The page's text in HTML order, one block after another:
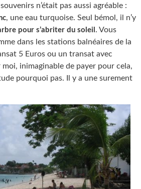
n’était pas aussi agréable :
, une eau turquoise. Seul bémol, il n’y
pour s’abriter du soleil . Vous
dans les stations balnéaires de la
5 Euros ou un transat avec
inimaginable de payer pour cela,
pourquoi pas. Il y a une surement